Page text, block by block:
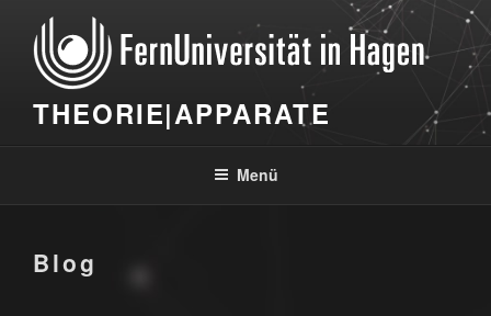
Inhalt
springen
THEORIE|APPARATE
Menü
Blog